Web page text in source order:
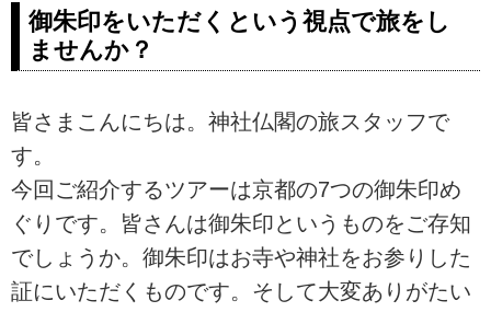
御朱印をいただくという視点で旅をし
ませんか？
皆さまこんにちは。神社仏閣の旅スタッフで
す。
今回ご紹介するツアーは京都の7つの御朱印め
ぐりです。皆さんは御朱印というものをご存知
でしょうか。御朱印はお寺や神社をお参りした
証にいただくものです。そして大変ありがたい